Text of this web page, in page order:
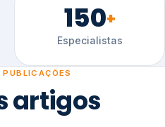
150+
Especialistas
artigos